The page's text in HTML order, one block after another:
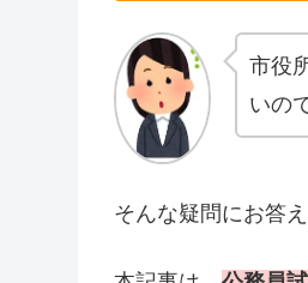
市役
いの
そんな疑問にお答え